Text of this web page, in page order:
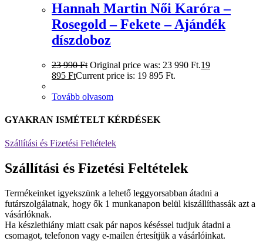
Hannah Martin Női Karóra –
Rosegold – Fekete – Ajándék
díszdoboz
23 990Ft Original price was: 23 990 Ft.19
895 FtCurrent price is: 19 895 Ft.
Tovább olvasom
GYAKRAN ISMÉTELT KÉRDÉSEK
Szállítási és Fizetési Feltételek
Szállítási és Fizetési Feltételek
Termékeinket igyekszünk a lehető leggyorsabban átadni a
futárszolgálatnak, hogy ők 1 munkanapon belül kiszállíthassák azt a
vásárlóknak.
Ha készlethiány miatt csak pár napos késéssel tudjuk átadni a
csomagot, telefonon vagy e-mailen értesítjük a vásárlóinkat.